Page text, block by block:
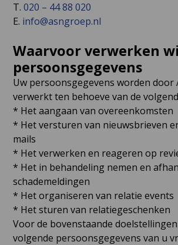
T. 020 – 44 88 020
E. info@asngroep.nl
Waarvoor verwerken
persoonsgegevens
Uw persoonsgegevens worden door
verwerkt ten behoeve van de
* Het aangaan van overeenkomsten
* Het versturen van nieuwsbrieven
mails
* Het verwerken en reageren op
* Het in behandeling nemen en
schademeldingen
* Het organiseren van relatie events
* Het sturen van relatiegeschenken
Voor de bovenstaande
volgende persoonsgegevens van u